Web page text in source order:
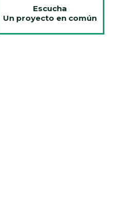
Escucha
Un proyecto en común